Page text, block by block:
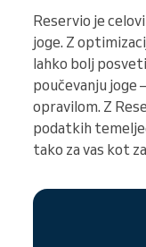
Reservio je
joge. Z
lahko bolj
poučevanju joge
opravilom. Z
podatkih
tako za vas kot